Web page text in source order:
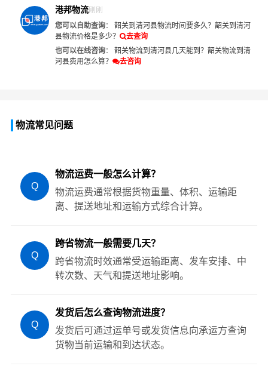
港邦物流刚刚
您可以自助查询： 韶关到清河县物流时间要多久？ 韶关到清河
县物流价格是多少？
去查询
也可以在线咨询： 韶关物流到清河县几天能到？ 韶关物流到清
河县费用怎么算？
去咨询
物流常见问题
Q
物流运费一般怎么计算？
物流运费通常根据货物重量、体积、运输距
离、提送地址和运输方式综合计算。
Q
跨省物流一般需要几天？
跨省物流时效通常受运输距离、发车安排、中
转次数、天气和提送地址影响。
Q
发货后怎么查询物流进度？
发货后可通过运单号或发货信息向承运方查询
货物当前运输和到达状态。